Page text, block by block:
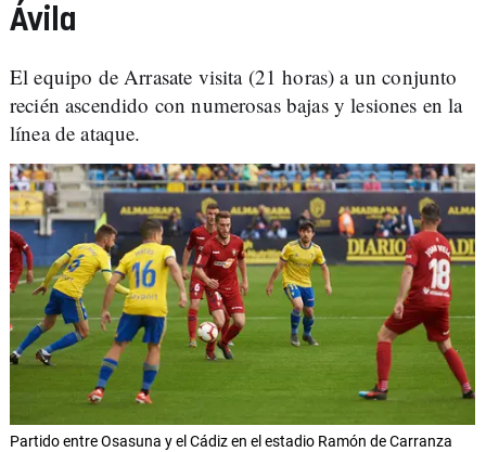
Ávila
El equipo de Arrasate visita (21 horas) a un conjunto
recién ascendido con numerosas bajas y lesiones en la
línea de ataque.
Partido entre Osasuna y el Cádiz en el estadio Ramón de Carranza